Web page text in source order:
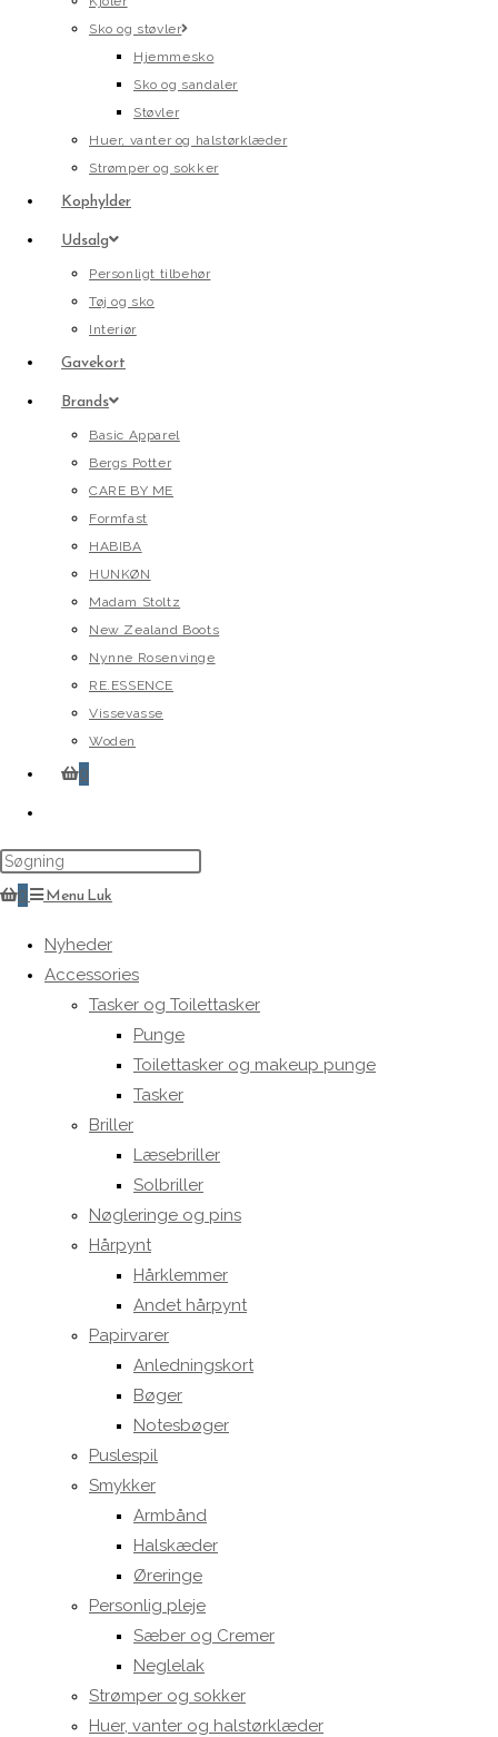
Sko og støvler
Hjemmesko
Sko og sandaler
Støvler
Huer, vanter og halstørklæder
Strømper og sokker
Kophylder
Udsalg
Personligt tilbehør
Tøj og sko
Interiør
Gavekort
Brands
Basic Apparel
Bergs Potter
CARE BY ME
Formfast
HABIBA
HUNKØN
Madam Stoltz
New Zealand Boots
Nynne Rosenvinge
RE.ESSENCE
Vissevasse
Woden
0
website
search
0 MenuLuk
Nyheder
Accessories
Tasker og Toilettasker
Punge
Toilettasker og makeup punge
Tasker
Briller
Læsebriller
Solbriller
Nøgleringe og pins
Hårpynt
Hårklemmer
Andet hårpynt
Papirvarer
Anledningskort
Bøger
Notesbøger
Puslespil
Smykker
Armbånd
Halskæder
Øreringe
Personlig pleje
Sæber og Cremer
Neglelak
Strømper og sokker
Huer, vanter og halstørklæder